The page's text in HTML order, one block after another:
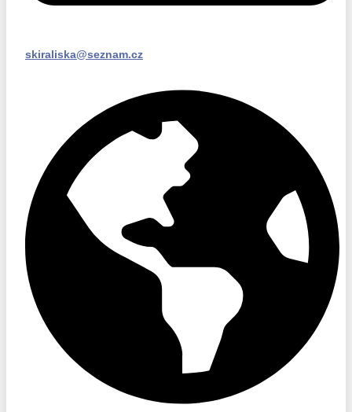
skiraliska@seznam.cz